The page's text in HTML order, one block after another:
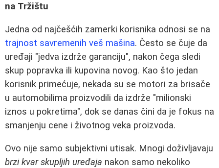
na Tržištu
Jedna od najčešćih zamerki korisnika odnosi se na
trajnost savremenih veš mašina. Često se čuje da
uređaji "jedva izdrže garanciju", nakon čega sledi
skup popravka ili kupovina novog. Kao što jedan
korisnik primećuje, nekada su se motori za brisače
u automobilima proizvodili da izdrže "milionski
iznos u pokretima", dok se danas čini da je fokus na
smanjenju cene i životnog veka proizvoda.
Ovo nije samo subjektivni utisak. Mnogi doživljavaju
brzi kvar skupljih uređaja nakon samo nekoliko